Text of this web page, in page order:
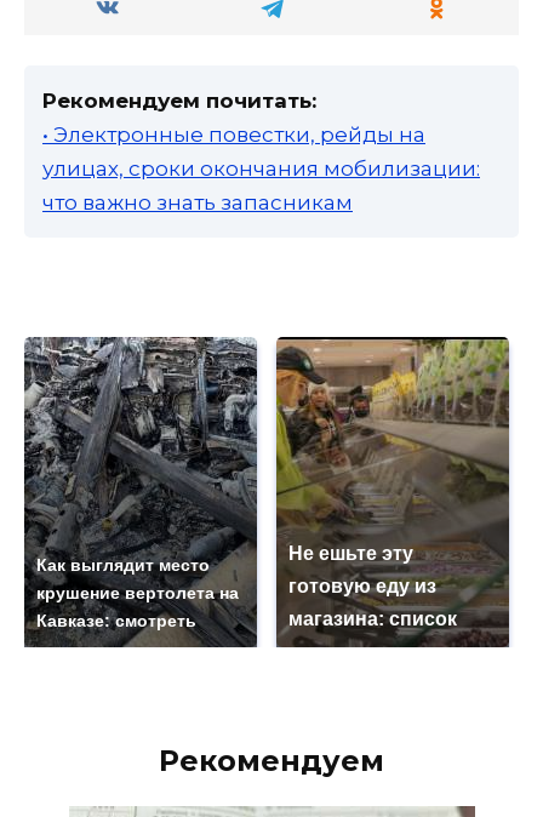
Рекомендуем почитать:
• Электронные повестки, рейды на
улицах, сроки окончания мобилизации:
что важно знать запасникам
Как выглядит место
крушение вертолета на
Кавказе: смотреть
Не ешьте эту
готовую еду из
магазина: список
Рекомендуем